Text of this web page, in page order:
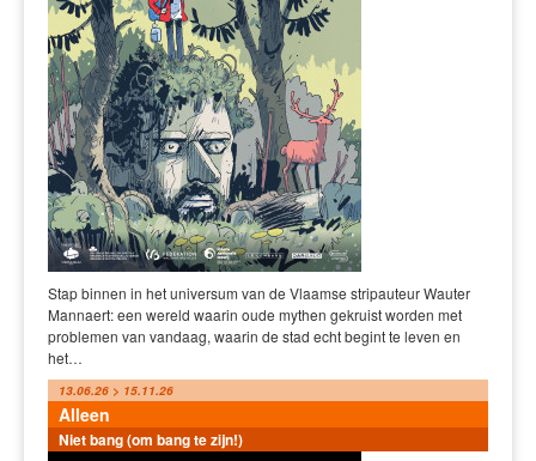
Stap binnen in het universum van de Vlaamse stripauteur Wauter
Mannaert: een wereld waarin oude mythen gekruist worden met
problemen van vandaag, waarin de stad echt begint te leven en
het…
13.06.26 > 15.11.26
Alleen
Niet bang (om bang te zijn!)